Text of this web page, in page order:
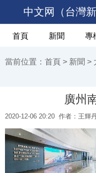
中文网（台灣
首頁 新聞 專
當前位置： 首頁 > 新聞 >
廣州
2020-12-06 20:20 作者：王輝